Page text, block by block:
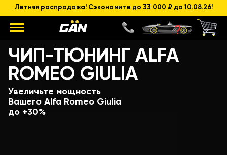
Летняя распродажа! Сэкономите до 33 000 ₽ до 10.08.26!
ЧИП-ТЮНИНГ ALFA
ROMEO GIULIA
Увеличьте мощность
Вашего Alfa Romeo Giulia
до +30%
Модель
Объем и мощность ДВС